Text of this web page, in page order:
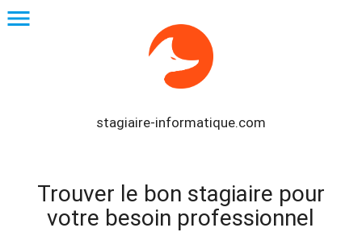
menu
stagiaire-informatique.com
Trouver le bon stagiaire pour
votre besoin professionnel